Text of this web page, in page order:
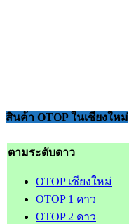
สินค้า OTOP ในเชียงใหม่
ตามระดับดาว
OTOP เชียงใหม่
OTOP 1 ดาว
OTOP 2 ดาว